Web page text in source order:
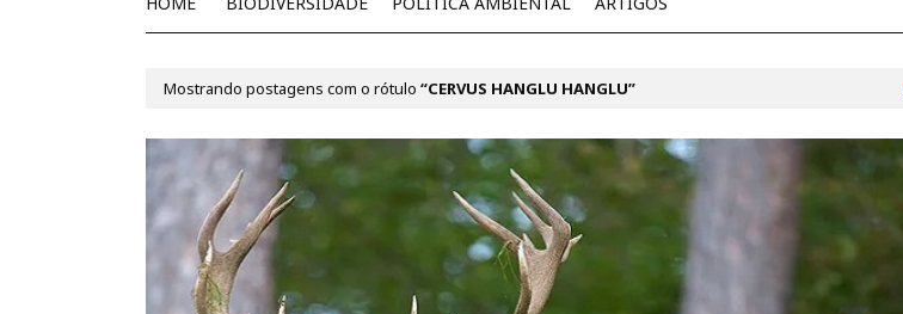
Mostrando postagens com o rótulo CERVUS HANGLU HANGLU